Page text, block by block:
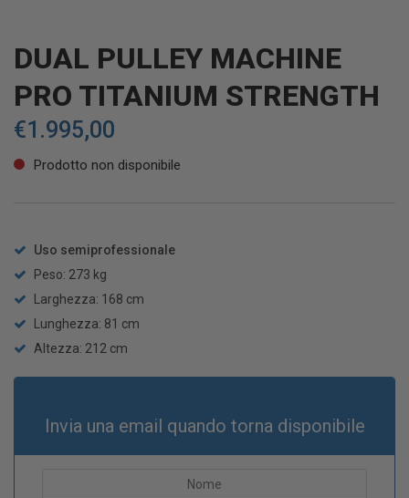
DUAL PULLEY MACHINE
PRO TITANIUM STRENGTH
€1.995,00
Prodotto non disponibile
Uso semiprofessionale
Peso: 273 kg
Larghezza: 168 cm
Lunghezza: 81 cm
Altezza: 212 cm
Invia una email quando torna disponibile